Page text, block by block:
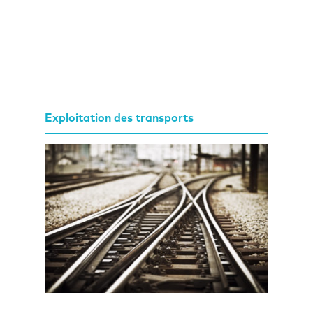
Exploitation des transports